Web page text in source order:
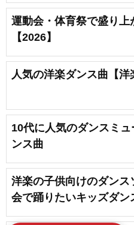
運動会・体育祭で盛り上
【2026】
人気の洋楽ダンス曲【洋
10代に人気のダンスミ
ンス曲
洋楽の子供向けのダン
会で踊りたいキッズダン